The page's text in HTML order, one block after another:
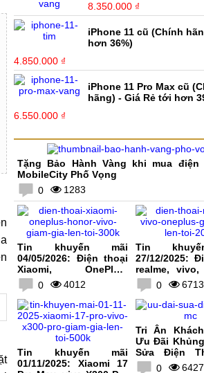
8.350.000 ₫
iPhone 11 cũ (Chính
hơn 36%)
4.850.000 ₫
iPhone 11 Pro Max cũ
hãng) - Giá Rẻ tới hơn
6.550.000 ₫
Tặng Bảo Hành Vàng khi mua điện
MobileCity Phố Vọng
0
1283
Tin khuyến mãi
04/05/2026: Điện thoại
Xiaomi, OnePlus,
HONOR, vivo giảm giá
lên tới 300K
0 4012
Tin
27/12/2025:
realme, vivo,
giảm giá lên
0 6713
Tin khuyến mãi
01/11/2025: Xiaomi 17
Tri Ân
Ưu Đãi
Sửa Điện
MobileCity
0 6427